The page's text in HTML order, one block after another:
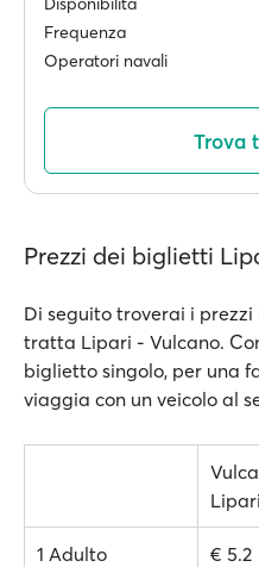
Frequenza
Operatori navali
Trova
Prezzi dei biglietti
Di seguito troverai i
tratta Lipari - Vulcano.
biglietto singolo, per una
viaggia con un veicolo al
Lipari
1 Adulto € 5.2